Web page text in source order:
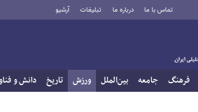
تماس با ما درباره ما تبلیغات آرشیو
فرهنگ جامعه بین‌الملل ورزش تاریخ دانش و